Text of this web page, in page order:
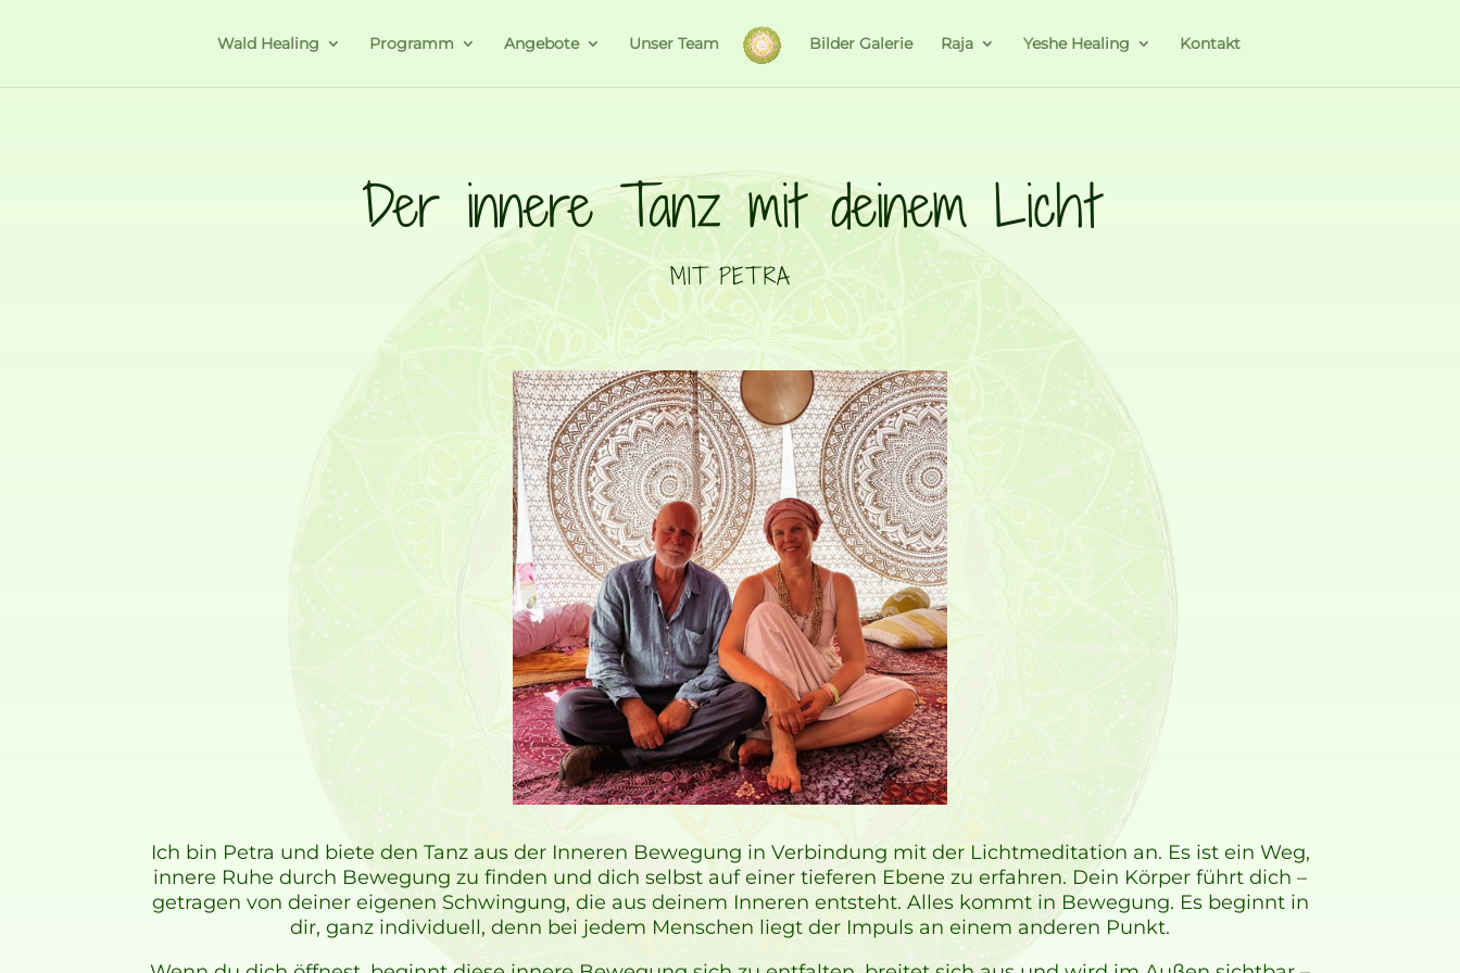
Wald Healing Programm Angebote Unser Team Bilder Galerie Raja Yeshe Healing Kontakt
Der innere Tanz mit deinem Licht
MIT PETRA
Ich bin Petra und biete den Tanz aus der Inneren Bewegung in Verbindung mit der Lichtmeditation an. Es ist ein Weg,
innere Ruhe durch Bewegung zu finden und dich selbst auf einer tieferen Ebene zu erfahren. Dein Körper führt dich –
getragen von deiner eigenen Schwingung, die aus deinem Inneren entsteht. Alles kommt in Bewegung. Es beginnt in
dir, ganz individuell, denn bei jedem Menschen liegt der Impuls an einem anderen Punkt.